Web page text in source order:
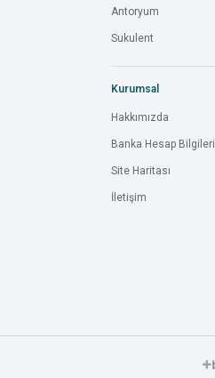
Antoryum
Sukulent
Kurumsal
Hakkımızda
Banka Hesap Bilgileri
Site Haritası
İletişim